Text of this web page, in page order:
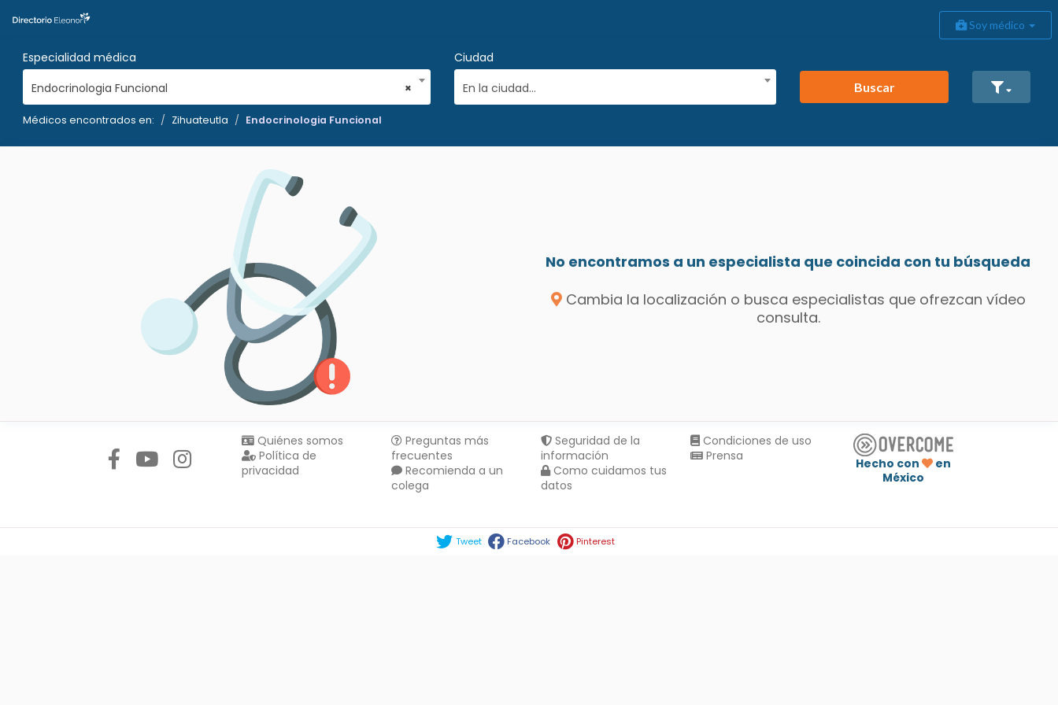
Soy médico
Especialidad médica
×
Endocrinologia Funcional
Ciudad
En la ciudad...
Buscar
Médicos encontrados en: Zihuateutla Endocrinologia Funcional
No encontramos a un especialista que coincida con tu búsqueda
Cambia la localización o busca especialistas que ofrezcan vídeo
consulta.
Quiénes somos
Política de
privacidad
Preguntas más
frecuentes
Recomienda a un
colega
Seguridad de la
información
Como cuidamos tus
datos
Condiciones de uso
Prensa
Hecho con
en
México
Tweet Facebook Pinterest